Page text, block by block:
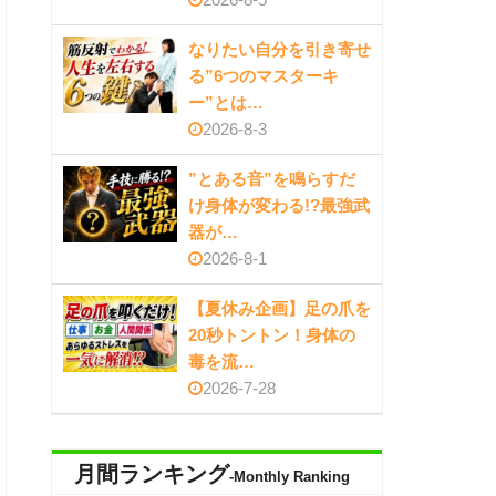
なりたい自分を引き寄せ
る”6つのマスターキ
ー”とは…
2026-8-3
”とある音”を鳴らすだ
け身体が変わる!?最強武
器が…
2026-8-1
【夏休み企画】足の爪を
20秒トントン！身体の
毒を流…
2026-7-28
月間ランキング-Monthly Ranking